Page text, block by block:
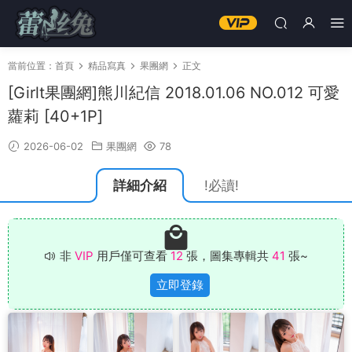
當前位置： 首頁 精品寫真 果團網 正文
[Girlt果團網]熊川紀信 2018.01.06 NO.012 可愛
蘿莉 [40+1P]
2026-06-02 果團網 78
詳細介紹 !必讀!
非 VIP 用戶僅可查看 12 張，圖集專輯共 41 張~
立即登錄